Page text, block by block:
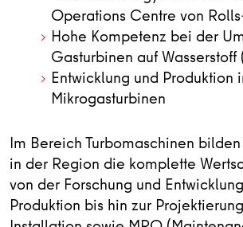
Operations Centre von
Hohe Kompetenz bei der
Gasturbinen auf Wasserstoff
Entwicklung und Produktion
Mikrogasturbinen
Im Bereich Turbomaschinen
in der Region die komplette
von der Forschung und
Produktion bis hin zur